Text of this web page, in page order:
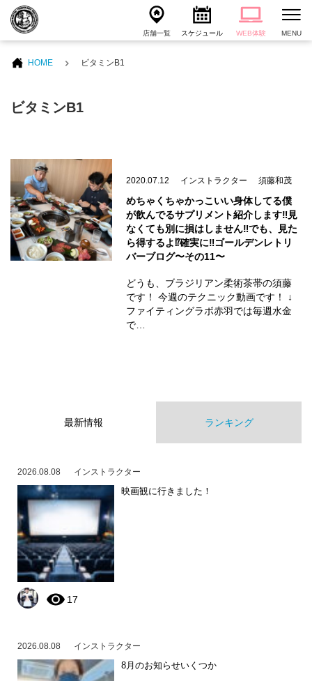
店舗一覧 スケジュール WEB体験 MENU
HOME ビタミンB1
ビタミンB1
2020.07.12 インストラクター 須藤和茂
めちゃくちゃかっこいい身体してる僕
が飲んでるサプリメント紹介します‼️見
なくても別に損はしません‼️でも、見た
ら得するよ⁉️確実に‼️ゴールデンレトリ
バーブログ〜その11〜
どうも、ブラジリアン柔術茶帯の須藤
です！ 今週のテクニック動画です！ ↓
ファイティングラボ赤羽では毎週水金
で…
最新情報 ランキング
2026.08.08 インストラクター
映画観に行きました！
17
2026.08.08 インストラクター
8月のお知らせいくつか